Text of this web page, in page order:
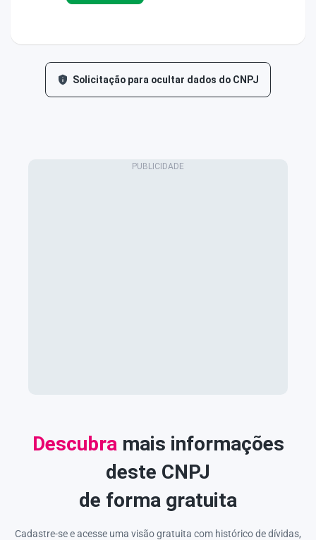
Solicitação para ocultar dados do CNPJ
Descubra mais informações
deste CNPJ
de forma gratuita
Cadastre-se e acesse uma visão gratuita com histórico de dívidas,